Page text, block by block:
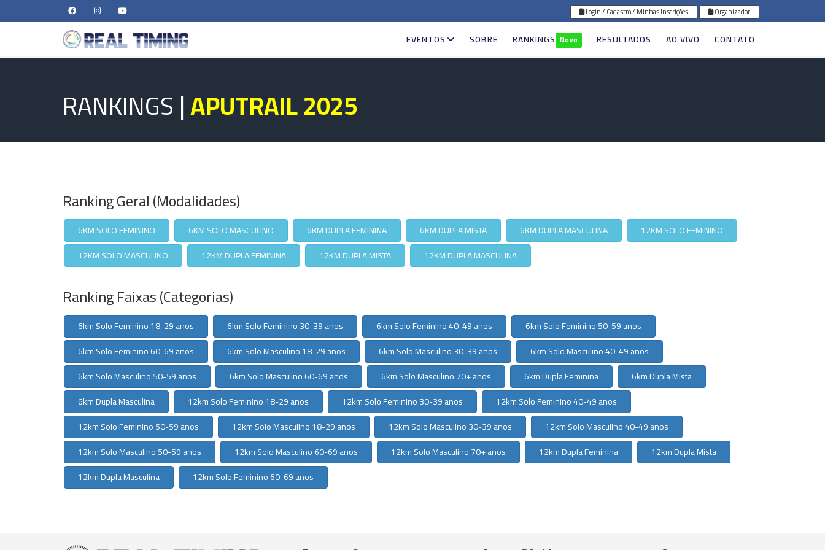
Login / Cadastro / Minhas Inscrições Organizador
EVENTOS SOBRE RANKINGS Novo RESULTADOS AO VIVO CONTATO
RANKINGS |APUTRAIL 2025
Ranking Geral (Modalidades)
6KM SOLO FEMININO 6KM SOLO MASCULINO 6KM DUPLA FEMININA 6KM DUPLA MISTA 6KM DUPLA MASCULINA
12KM SOLO FEMININO
12KM SOLO MASCULINO
12KM DUPLA FEMININA 12KM DUPLA MISTA 12KM DUPLA MASCULINA
Ranking Faixas (Categorias)
6km Solo Feminino 18-29 anos 6km Solo Feminino 30-39 anos 6km Solo Feminino 40-49 anos
6km Solo Feminino 50-59 anos
6km Solo Feminino 60-69 anos
6km Solo Masculino 18-29 anos 6km Solo Masculino 30-39 anos
6km Solo Masculino 40-49 anos
6km Solo Masculino 50-59 anos
6km Solo Masculino 60-69 anos 6km Solo Masculino 70+ anos 6km Dupla Feminina
6km Dupla Mista
6km Dupla Masculina
12km Solo Feminino 18-29 anos 12km Solo Feminino 30-39 anos
12km Solo Feminino 40-49 anos
12km Solo Feminino 50-59 anos
12km Solo Masculino 18-29 anos 12km Solo Masculino 30-39 anos
12km Solo Masculino 40-49 anos
12km Solo Masculino 50-59 anos
12km Solo Masculino 60-69 anos 12km Solo Masculino 70+ anos 12km Dupla Feminina
12km Dupla Mista
12km Dupla Masculina
12km Solo Feminino 60-69 anos